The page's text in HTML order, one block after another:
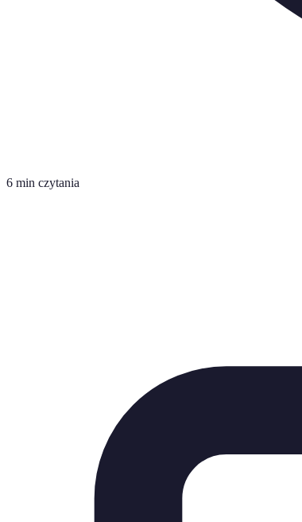
6 min czytania